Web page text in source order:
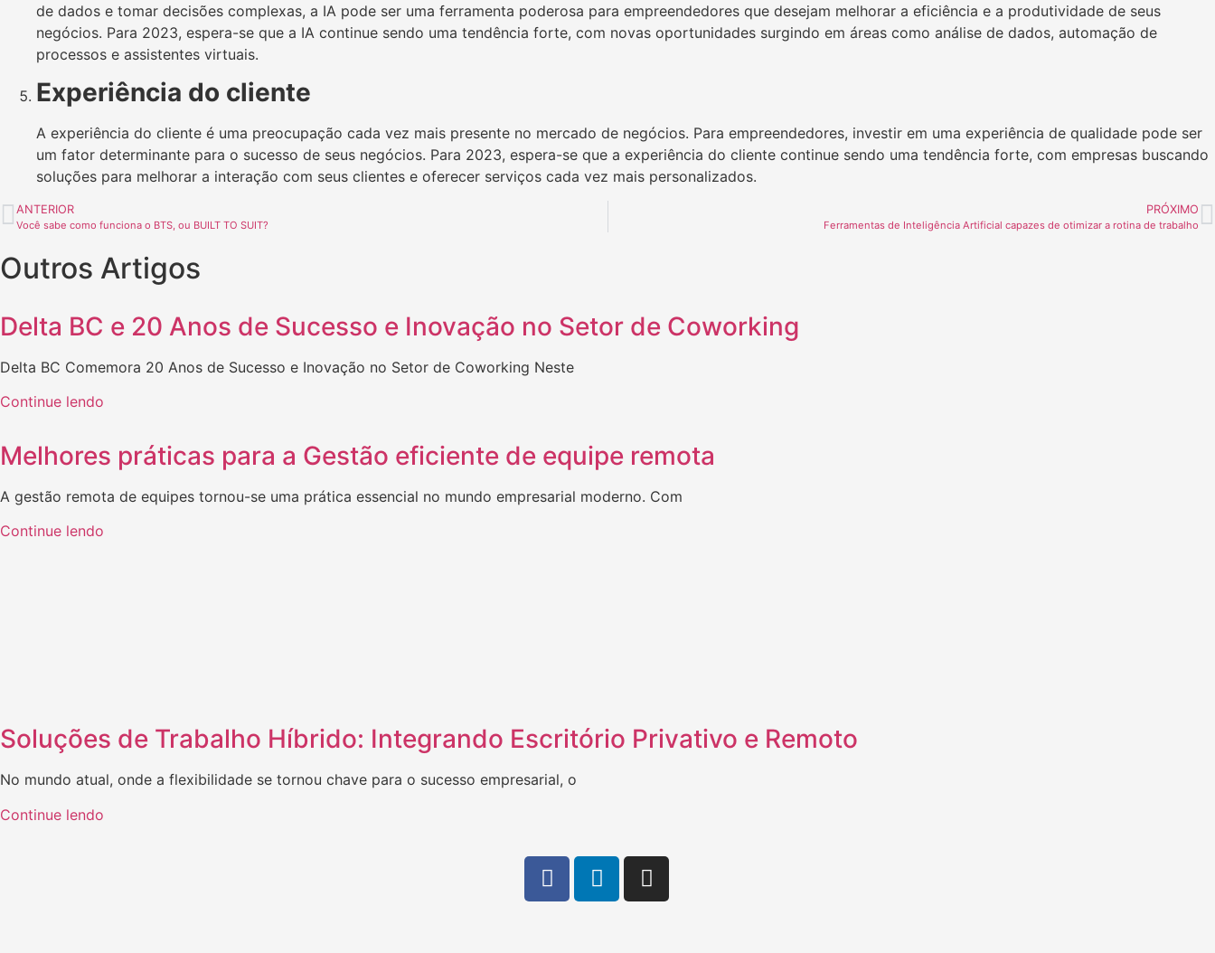
de dados e tomar decisões complexas, a IA pode ser uma ferramenta poderosa para empreendedores que desejam melhorar a eficiência e a produtividade de seus
negócios. Para 2023, espera-se que a IA continue sendo uma tendência forte, com novas oportunidades surgindo em áreas como análise de dados, automação de
processos e assistentes virtuais.
Experiência do cliente
A experiência do cliente é uma preocupação cada vez mais presente no mercado de negócios. Para empreendedores, investir em uma experiência de qualidade pode ser
um fator determinante para o sucesso de seus negócios. Para 2023, espera-se que a experiência do cliente continue sendo uma tendência forte, com empresas buscando
soluções para melhorar a interação com seus clientes e oferecer serviços cada vez mais personalizados.
ANTERIOR
Você sabe como funciona o BTS, ou BUILT TO SUIT?
PRÓXIMO
Ferramentas de Inteligência Artificial capazes de otimizar a rotina de trabalho
Outros Artigos
Delta BC e 20 Anos de Sucesso e Inovação no Setor de Coworking
Delta BC Comemora 20 Anos de Sucesso e Inovação no Setor de Coworking Neste
Continue lendo
Melhores práticas para a Gestão eficiente de equipe remota
A gestão remota de equipes tornou-se uma prática essencial no mundo empresarial moderno. Com
Continue lendo
Soluções de Trabalho Híbrido: Integrando Escritório Privativo e Remoto
No mundo atual, onde a flexibilidade se tornou chave para o sucesso empresarial, o
Continue lendo